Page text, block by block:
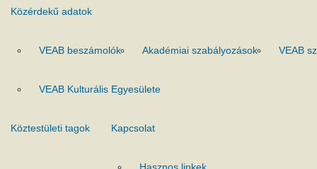
Közérdekű adatok
VEAB beszámolók Akadémiai szabályozások VEAB
VEAB Kulturális Egyesülete
Köztestületi tagok Kapcsolat